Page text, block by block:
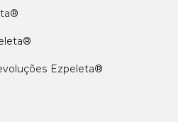
Ezpeleta®